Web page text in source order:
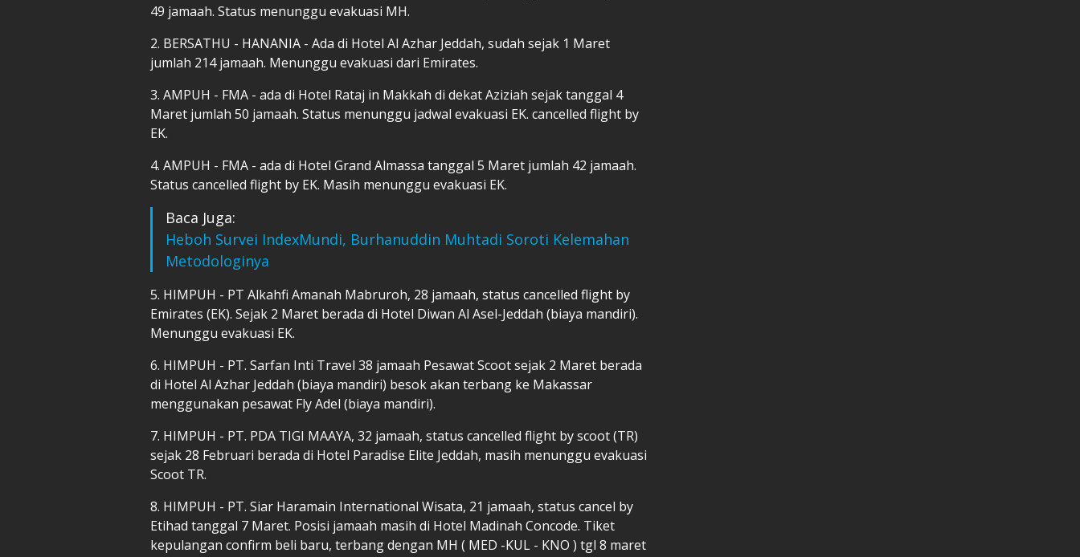
49 jamaah. Status menunggu evakuasi MH.
2. ⁠BERSATHU - HANANIA - Ada di Hotel Al Azhar Jeddah, sudah sejak 1 Maret
jumlah 214 jamaah. Menunggu evakuasi dari Emirates.
3. AMPUH - FMA - ada di Hotel Rataj in Makkah di dekat Aziziah sejak tanggal 4
Maret jumlah 50 jamaah. Status menunggu jadwal evakuasi EK. cancelled flight by
EK.
4. AMPUH - FMA - ada di Hotel Grand Almassa tanggal 5 Maret jumlah 42 jamaah.
Status cancelled flight by EK. Masih menunggu evakuasi EK.
Baca Juga:
Heboh Survei IndexMundi, Burhanuddin Muhtadi Soroti Kelemahan
Metodologinya
5. HIMPUH - PT Alkahfi Amanah Mabruroh, 28 jamaah, status cancelled flight by
Emirates (EK). Sejak 2 Maret berada di Hotel Diwan Al Asel-Jeddah (biaya mandiri).
Menunggu evakuasi EK.
6. HIMPUH - PT. Sarfan Inti Travel 38 jamaah Pesawat Scoot sejak 2 Maret berada
di Hotel Al Azhar Jeddah (biaya mandiri) besok akan terbang ke Makassar
menggunakan pesawat Fly Adel (biaya mandiri).
7. ⁠HIMPUH - PT. PDA TIGI MAAYA, 32 jamaah, status cancelled flight by scoot (TR)
sejak 28 Februari berada di Hotel Paradise Elite Jeddah, masih menunggu evakuasi
Scoot TR.
8. ⁠HIMPUH - PT. Siar Haramain International Wisata, 21 jamaah, status cancel by
Etihad tanggal 7 Maret. Posisi jamaah masih di Hotel Madinah Concode. Tiket
kepulangan confirm beli baru, terbang dengan MH ( MED -KUL - KNO ) tgl 8 maret